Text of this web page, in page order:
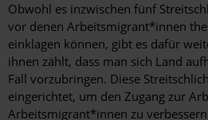
Obwohl es inzwischen fünf
vor denen Arbeitsmigrant*innen
einklagen können, gibt es dafür
ihnen zählt, dass man sich Land
Fall vorzubringen. Diese
eingerichtet, um den Zugang zur
Arbeitsmigrant*innen zu